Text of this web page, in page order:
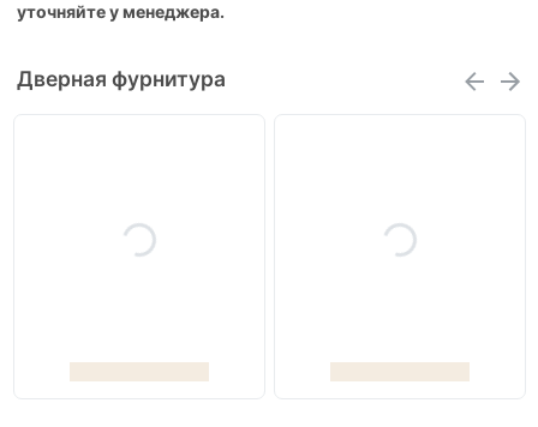
уточняйте у менеджера.
Дверная фурнитура